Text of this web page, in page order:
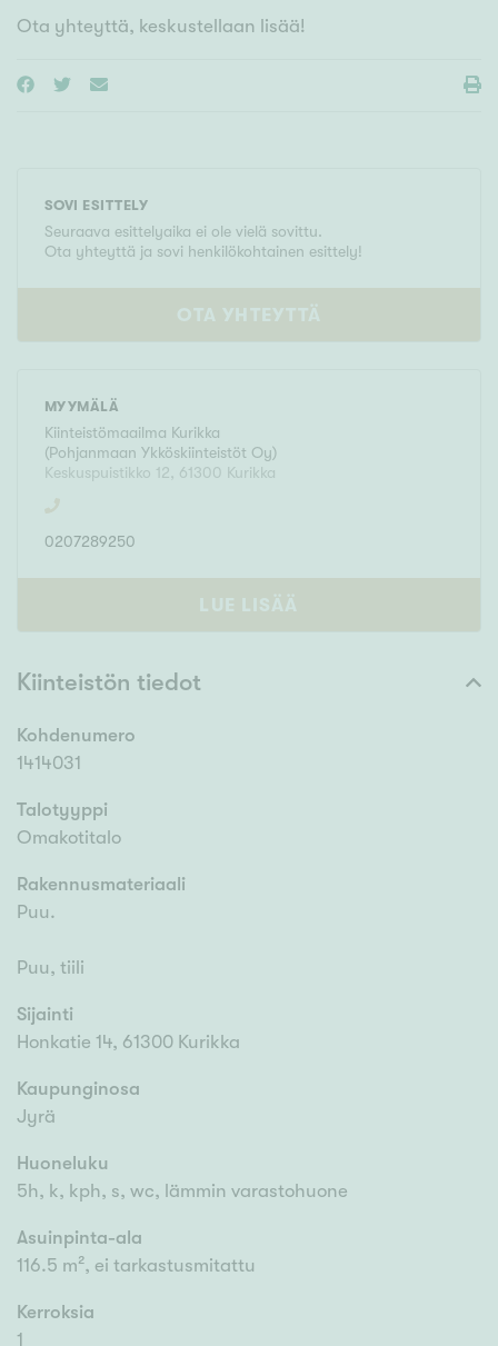
SOVI ESITTELY
Seuraava esittelyaika ei ole vielä sovittu.
Ota yhteyttä ja sovi henkilökohtainen esittely!
OTA YHTEYTTÄ
MYYMÄLÄ
Kiinteistömaailma Kurikka
(Pohjanmaan Ykköskiinteistöt Oy)
Keskuspuistikko 12, 61300 Kurikka
0207289250
LUE LISÄÄ
Kiinteistön tiedot
Kohdenumero
1414031
Talotyyppi
Omakotitalo
Rakennusmateriaali
Puu.
Puu, tiili
Sijainti
Honkatie 14, 61300 Kurikka
Kaupunginosa
Jyrä
Huoneluku
5h, k, kph, s, wc, lämmin varastohuone
Asuinpinta-ala
116.5 m², ei tarkastusmitattu
Kerroksia
1